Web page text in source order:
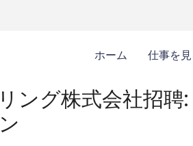
ホーム 仕事を見
ング株式会社招聘